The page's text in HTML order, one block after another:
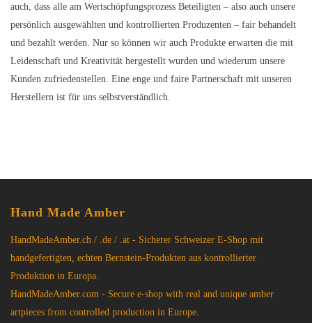
auch, dass alle am Wertschöpfungsprozess Beteiligten – also auch unsere
persönlich ausgewählten und kontrollierten Produzenten – fair behandelt
und bezahlt werden. Nur so können wir auch Produkte erwarten die mit
Leidenschaft und Kreativität hergestellt wurden und wiederum unsere
Kunden zufriedenstellen. Eine enge und faire Partnerschaft mit unseren
Herstellern ist für uns selbstverständlich.
Hand Made Amber
HandMadeAmber.ch / .de / .at - Sicherer Schweizer E-Shop mit
handgefertigten, echten Bernstein-Produkten aus kontrollierter
Produktion in Europa.
HandMadeAmber.com - Secure e-shop with real and unique amber
artpieces from controlled production in Europe.